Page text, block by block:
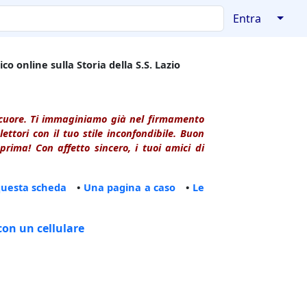
Entra ↓
online sulla Storia della S.S. Lazio
Ti immaginiamo già nel firmamento
con il tuo stile inconfondibile. Buon
Con affetto sincero, i tuoi amici di
scheda • Una pagina a caso • Le
un cellulare